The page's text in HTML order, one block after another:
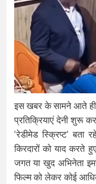
इस खबर के सामने आते ही
प्रतिक्रियाएं देनी शुरू
‘रेडीमेड स्क्रिप्ट’ बता
किरदारों को याद करते
जगत या खुद अभिनेता
फिल्म को लेकर कोई